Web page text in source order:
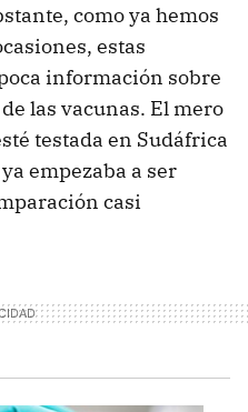
como ya hemos
estas
información sobre
las vacunas. El mero
testada en Sudáfrica
empezaba a ser
casi